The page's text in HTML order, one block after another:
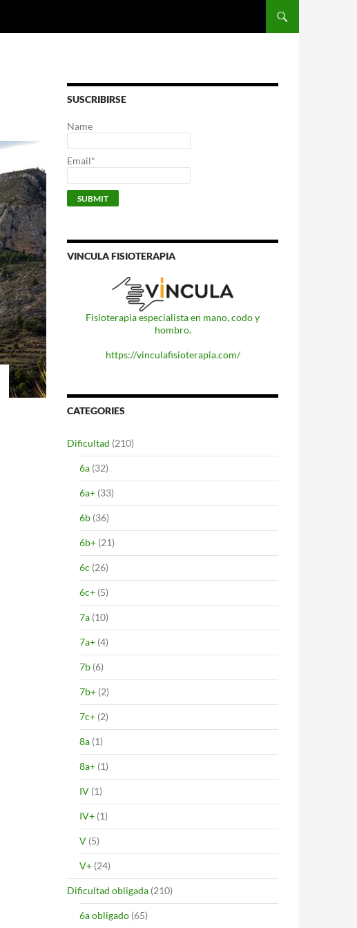
SUSCRIBIRSE
Name
Email*
VINCULA FISIOTERAPIA
Fisioterapia especialista en mano, codo y
hombro.
https://vinculafisioterapia.com/
CATEGORIES
Dificultad (210)
6a (32)
6a+ (33)
6b (36)
6b+ (21)
6c (26)
6c+ (5)
7a (10)
7a+ (4)
7b (6)
7b+ (2)
7c+ (2)
8a (1)
8a+ (1)
IV (1)
IV+ (1)
V (5)
V+ (24)
Dificultad obligada (210)
6a obligado (65)